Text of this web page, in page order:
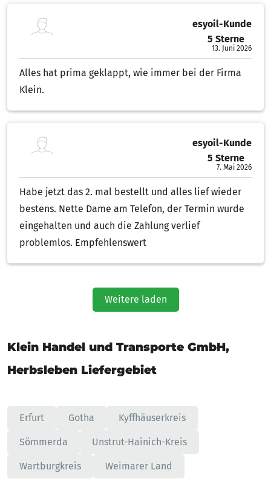
esyoil-Kunde
5 Sterne
13. Juni 2026
Alles hat prima geklappt, wie immer bei der Firma
Klein.
esyoil-Kunde
5 Sterne
7. Mai 2026
Habe jetzt das 2. mal bestellt und alles lief wieder
bestens. Nette Dame am Telefon, der Termin wurde
eingehalten und auch die Zahlung verlief
problemlos. Empfehlenswert
Weitere laden
Klein Handel und Transporte GmbH,
Herbsleben Liefergebiet
Erfurt Gotha Kyffhäuserkreis
Sömmerda Unstrut-Hainich-Kreis
Wartburgkreis Weimarer Land